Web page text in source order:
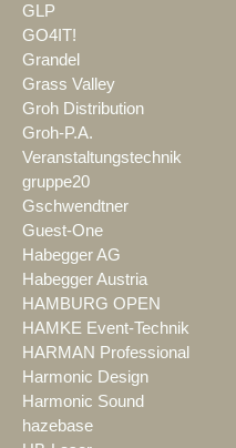
GLP
GO4IT!
Grandel
Grass Valley
Groh Distribution
Groh-P.A.
Veranstaltungstechnik
gruppe20
Gschwendtner
Guest-One
Habegger AG
Habegger Austria
HAMBURG OPEN
HAMKE Event-Technik
HARMAN Professional
Harmonic Design
Harmonic Sound
hazebase